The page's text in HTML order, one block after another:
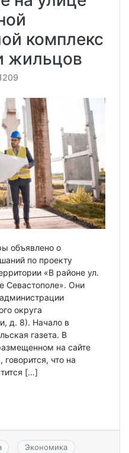
комплекс
жильцов
объявлено о
по проекту
«В районе ул.
Севастополе». Они
округа
д. 8). Начало в
газета. В
на сайте
что на
[…]
Экономика